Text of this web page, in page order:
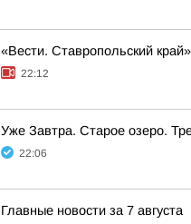
«Вести. Ставропольский
22:12
Уже Завтра. Старое озеро.
22:06
Главные новости за 7 августа